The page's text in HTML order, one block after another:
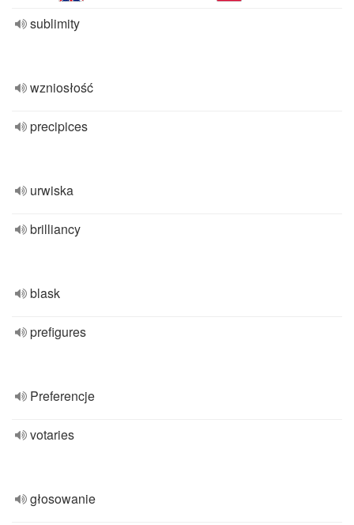
sublimity
wzniosłość
precipices
urwiska
brilliancy
blask
prefigures
Preferencje
votaries
głosowanie